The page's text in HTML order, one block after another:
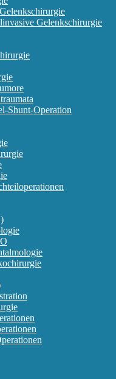
Gelenkschirurgie
Shunt-Operation